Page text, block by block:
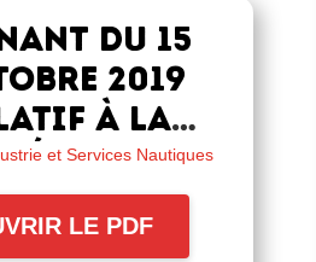
du 15
2019
à la
santé
et Services Nautiques
LE PDF